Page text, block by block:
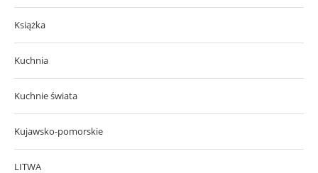
Książka
Kuchnia
Kuchnie świata
Kujawsko-pomorskie
LITWA